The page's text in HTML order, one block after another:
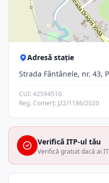
Adresă stație
Strada Fântânele, nr. 43,
CUI: 42594510
Reg. Comerț: J22/1186/2020
Verifică ITP-ul tău
Verifică gratuit dacă ai